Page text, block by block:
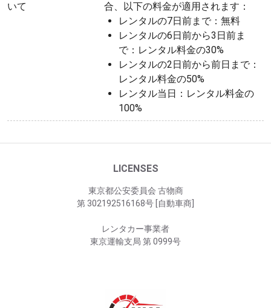
いて
合、以下の料金が適用されます：
レンタルの7日前まで：無料
レンタルの6日前から3日前ま
で：レンタル料金の30%
レンタルの2日前から前日まで：
レンタル料金の50%
レンタル当日：レンタル料金の
100%
LICENSES
東京都公安委員会 古物商
第 302192516168号 [自動車商]
レンタカー事業者
東京運輸支局 第 0999号